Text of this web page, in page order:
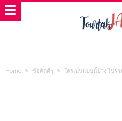
Home ข้อคิดดีๆ ใครเป็นแบบนี้บ้าง ไปร่